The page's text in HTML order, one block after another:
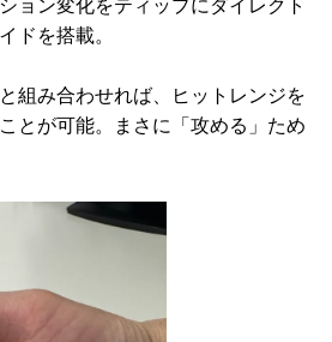
ョン変化をティップにダイレクト
ドを搭載。
組み合わせれば、ヒットレンジを
とが可能。まさに「攻める」ため